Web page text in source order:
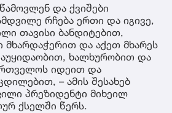
და ქვიშები
რჩება ერთი და იგივე,
თავისი ბანდიტებით,
და აქეთ მხარეს
ხალხურობით და
იდეით და
– ამის შესახებ
პრეზიდენტი მიხეილ
ქსელში წერს.